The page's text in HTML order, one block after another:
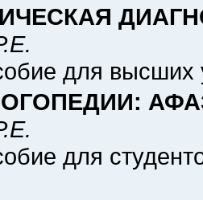
для высших
для